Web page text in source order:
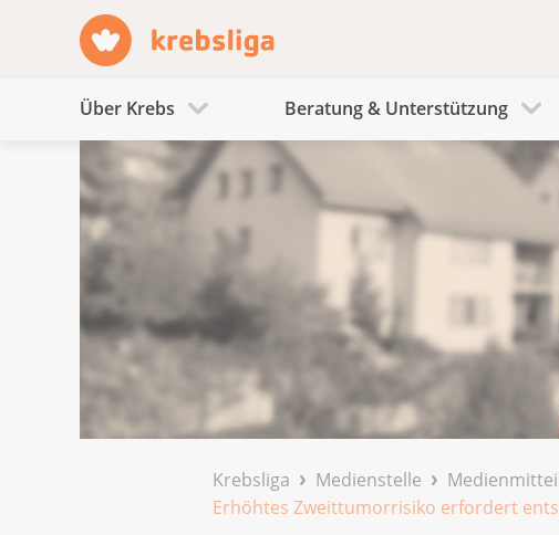
Über Krebs Beratung & Unterstützung
Krebsliga Medienstelle
Erhöhtes Zweittumorrisiko erfordert